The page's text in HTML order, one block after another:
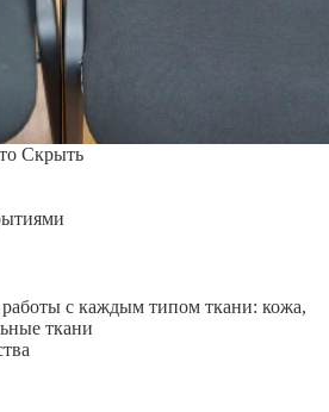
Скрыть
с каждым типом ткани: кожа,
ткани